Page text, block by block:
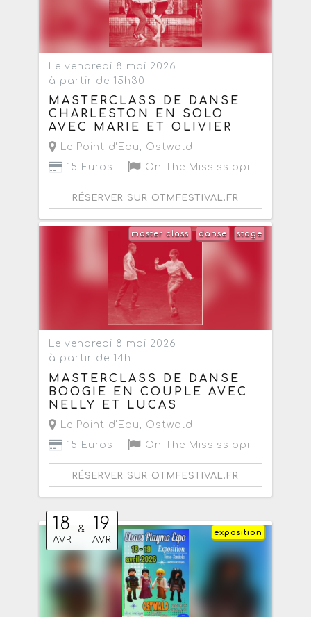
Le vendredi 8 mai 2026
à partir de 15h30
MASTERCLASS DE DANSE
CHARLESTON EN SOLO
AVEC MARIE ET OLIVIER
Le Point d'Eau, Ostwald
15 Euros
On The Mississippi
RÉSERVER SUR OTMFESTIVAL.FR
stage
danse
master class
Le vendredi 8 mai 2026
à partir de 14h
MASTERCLASS DE DANSE
BOOGIE EN COUPLE AVEC
NELLY ET LUCAS
Le Point d'Eau, Ostwald
15 Euros
On The Mississippi
RÉSERVER SUR OTMFESTIVAL.FR
18
AVR
& 19
AVR
exposition